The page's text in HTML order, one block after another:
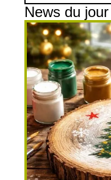
News du jour